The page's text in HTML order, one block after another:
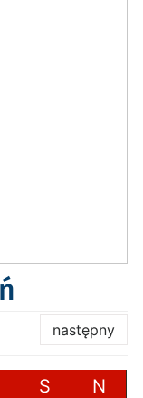
następny
S N